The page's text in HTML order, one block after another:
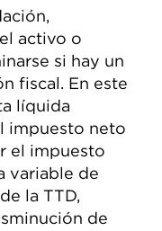
activo o
si hay un
fiscal. En este
líquida
impuesto neto
el impuesto
variable de
la TTD,
de